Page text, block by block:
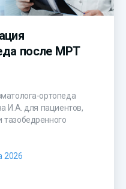
после МРТ
ортопеда
И.А. для пациентов,
2026